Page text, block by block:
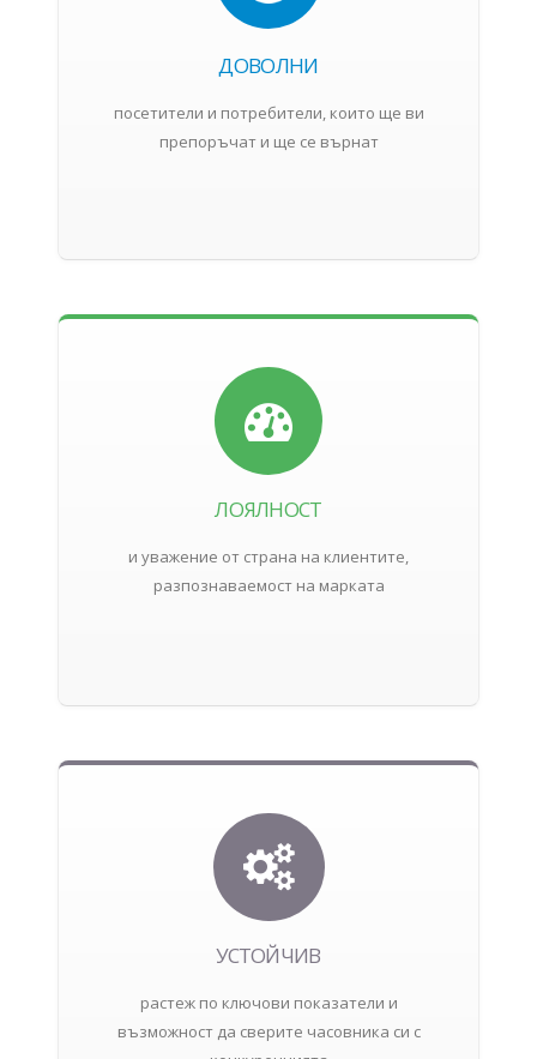
ДОВОЛНИ
посетители и потребители, които ще ви
препоръчат и ще се върнат
ЛОЯЛНОСТ
и уважение от страна на клиентите,
разпознаваемост на марката
УСТОЙЧИВ
растеж по ключови показатели и
възможност да сверите часовника си с